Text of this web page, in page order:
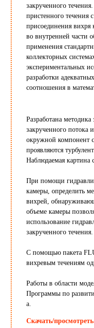
закрученного
пристенного течения
присоединения вихря
во внутренней части
применения
коллекторных
экспериментальных
разработки
соотношения в
Разработана
закрученного потока
окружной компонент
проявляются
Наблюдаемая картина
При помощи
камеры, определить
вихрей,
объеме камеры
использование
закрученного течения.
С помощью пакета
вихревым течениям
Работы в области
Программы по
a.
Скачать/